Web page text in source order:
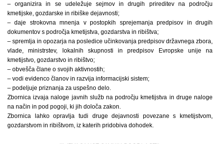
– organizira in se udeležuje sejmov in drugih prireditev na področju
kmetijske, gozdarske in ribiške dejavnosti;
– daje strokovna mnenja v postopkih sprejemanja predpisov in drugih
dokumentov s področja kmetijstva, gozdarstva in ribištva;
– spremlja in opozarja na posledice učinkovanja predpisov državnega zbora,
vlade, ministrstev, lokalnih skupnosti in predpisov Evropske unije na
kmetijstvo, gozdarstvo in ribištvo;
– obvešča člane o svojih aktivnostih;
– vodi evidenco članov in razvija informacijski sistem;
– podeljuje priznanja za uspešno delo.
Zbornica izvaja naloge javnih služb na področju kmetijstva in druge naloge
na način in pod pogoji, ki jih določa zakon.
Zbornica lahko opravlja tudi druge dejavnosti povezane s kmetijstvom,
gozdarstvom in ribištvom, iz katerih pridobiva dohodek.